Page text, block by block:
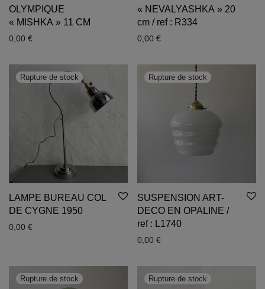
OLYMPIQUE
« MISHKA » 11 CM
0,00 €
« NEVALYASHKA » 20
cm / ref : R334
0,00 €
LAMPE BUREAU COL
DE CYGNE 1950
0,00 €
SUSPENSION ART-
DECO EN OPALINE /
ref : L1740
0,00 €